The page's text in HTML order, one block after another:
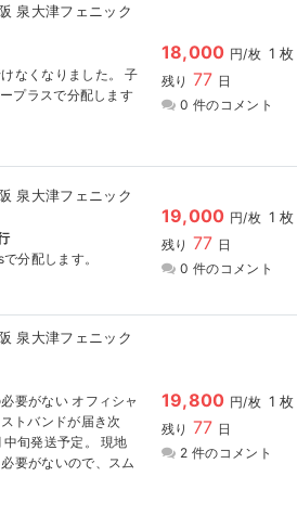
泉大津フェニック
なくなりました。 子
プラスで分配します
18,000 円/枚 1 枚
残り 77 日
0 件のコメント
泉大津フェニック
分配します。
19,000 円/枚 1 枚
残り 77 日
0 件のコメント
泉大津フェニック
要がない オフィシャ
トバンドが届き次
旬発送予定。 現地
要がないので、スム
19,800 円/枚 1 枚
残り 77 日
2 件のコメント